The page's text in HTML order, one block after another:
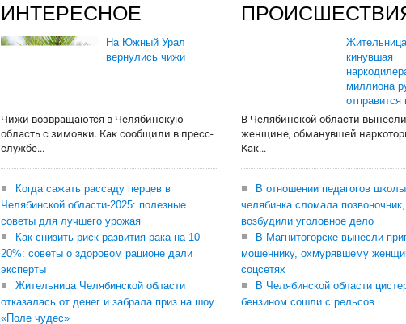
ИНТЕРЕСНОЕ
На Южный Урал
вернулись чижи
Чижи возвращаются в Челябинскую
область с зимовки. Как сообщили в пресс-
службе...
Когда сажать рассаду перцев в
Челябинской области-2025: полезные
советы для лучшего урожая
Как снизить риск развития рака на 10–
20%: советы о здоровом рационе дали
эксперты
Жительница Челябинской области
отказалась от денег и забрала приз на шоу
«Поле чудес»
кинувшая
миллиона
В Челябинской области
женщине, обманувшей
Как...
В отношении педагогов
челябинка сломала позвоночник,
возбудили уголовное дело
В Магнитогорске вынесли
мошеннику, охмурявшему
соцсетях
В Челябинской области
бензином сошли с рельсов